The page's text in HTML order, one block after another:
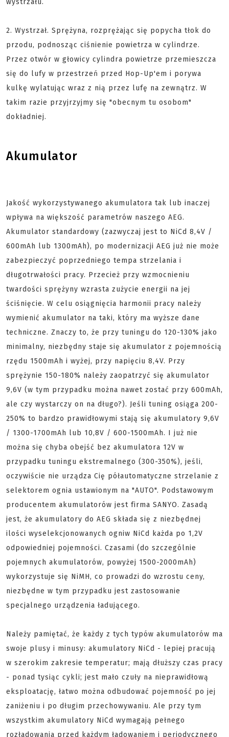
wystrzału.
2. Wystrzał. Sprężyna, rozprężając się popycha tłok do
przodu, podnosząc ciśnienie powietrza w cylindrze.
Przez otwór w głowicy cylindra powietrze przemieszcza
się do lufy w przestrzeń przed Hop-Up'em i porywa
kulkę wylatując wraz z nią przez lufę na zewnątrz. W
takim razie przyjrzyjmy się "obecnym tu osobom"
dokładniej.
Akumulator
Jakość wykorzystywanego akumulatora tak lub inaczej
wpływa na większość parametrów naszego AEG.
Akumulator standardowy (zazwyczaj jest to NiCd 8,4V /
600mAh lub 1300mAh), po modernizacji AEG już nie może
zabezpieczyć poprzedniego tempa strzelania i
długotrwałości pracy. Przecież przy wzmocnieniu
twardości sprężyny wzrasta zużycie energii na jej
ściśnięcie. W celu osiągnięcia harmonii pracy należy
wymienić akumulator na taki, który ma wyższe dane
techniczne. Znaczy to, że przy tuningu do 120-130% jako
minimalny, niezbędny staje się akumulator z pojemnością
rzędu 1500mAh i wyżej, przy napięciu 8,4V. Przy
sprężynie 150-180% należy zaopatrzyć się akumulator
9,6V (w tym przypadku można nawet zostać przy 600mAh,
ale czy wystarczy on na długo?). Jeśli tuning osiąga 200-
250% to bardzo prawidłowymi stają się akumulatory 9,6V
/ 1300-1700mAh lub 10,8V / 600-1500mAh. I już nie
można się chyba obejść bez akumulatora 12V w
przypadku tuningu ekstremalnego (300-350%), jeśli,
oczywiście nie urządza Cię półautomatyczne strzelanie z
selektorem ognia ustawionym na "AUTO". Podstawowym
producentem akumulatorów jest firma SANYO. Zasadą
jest, że akumulatory do AEG składa się z niezbędnej
ilości wyselekcjonowanych ogniw NiCd każda po 1,2V
odpowiedniej pojemności. Czasami (do szczególnie
pojemnych akumulatorów, powyżej 1500-2000mAh)
wykorzystuje się NiMH, co prowadzi do wzrostu ceny,
niezbędne w tym przypadku jest zastosowanie
specjalnego urządzenia ładującego.
Należy pamiętać, że każdy z tych typów akumulatorów ma
swoje plusy i minusy: akumulatory NiCd - lepiej pracują
w szerokim zakresie temperatur; mają dłuższy czas pracy
- ponad tysiąc cykli; jest mało czuły na nieprawidłową
eksploatację, łatwo można odbudować pojemność po jej
zaniżeniu i po długim przechowywaniu. Ale przy tym
wszystkim akumulatory NiCd wymagają pełnego
rozładowania przed każdym ładowaniem i periodycznego